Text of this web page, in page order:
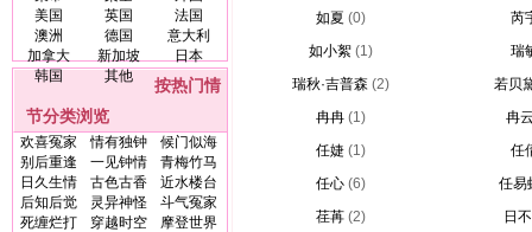
美国
英国
法国
澳洲
德国
意大利
加拿大
新加坡
日本
韩国
其他
按热门情
节分类浏览
欢喜冤家 情有独钟
候门似海
别后重逢
一见钟情
青梅竹马
日久生情
古色古香
近水楼台
后知后觉
灵异神怪
斗气冤家
死缠烂打
穿越时空
摩登世界
如夏 (0)
芮
如小絮 (1)
瑞
瑞秋·吉普森 (2)
若贝
冉冉 (1)
冉
任婕 (1)
任
任心 (6)
任易
荏苒 (2)
日